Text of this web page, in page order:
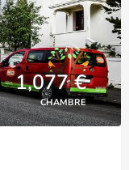
1,077 €
CHAMBRE